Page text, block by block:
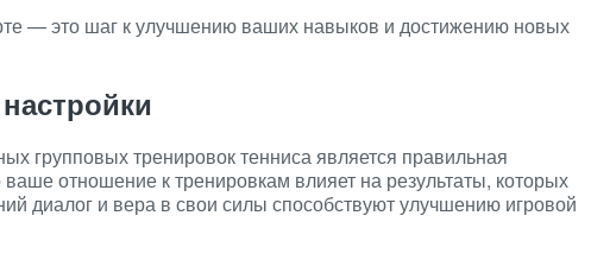
— это шаг к улучшению ваших навыков и достижению новых
групповых тренировок тенниса является правильная
отношение к тренировкам влияет на результаты, которых
диалог и вера в свои силы способствуют улучшению игровой